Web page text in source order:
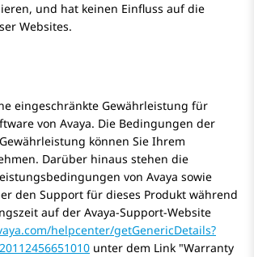
und hat keinen Einfluss auf die
Websites.
eingeschränkte Gewährleistung für
von Avaya. Die Bedingungen der
können Sie Ihrem
Darüber hinaus stehen die
von Avaya sowie
den Support für dieses Produkt während
auf der Avaya-Support-Website
helpcenter/getGenericDetails?
unter dem Link Warranty